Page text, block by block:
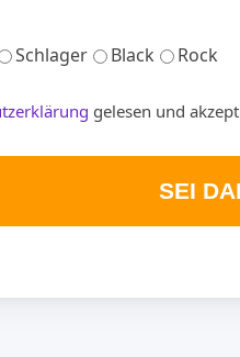
Schlager Black Rock
gelesen und
SEI